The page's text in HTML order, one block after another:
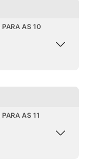
AS 10
AS 11